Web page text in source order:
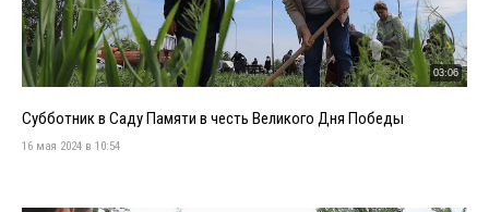
03:06
Субботник в Саду Памяти в честь Великого Дня Победы
16 мая 2024 в 10:54